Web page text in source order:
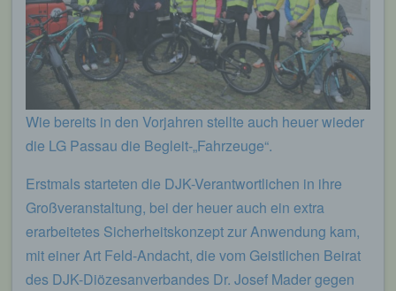
Wie bereits in den Vorjahren stellte auch heuer wieder
die LG Passau die Begleit-„Fahrzeuge“.
Erstmals starteten die DJK-Verantwortlichen in ihre
Großveranstaltung, bei der heuer auch ein extra
erarbeitetes Sicherheitskonzept zur Anwendung kam,
mit einer Art Feld-Andacht, die vom Geistlichen Beirat
des DJK-Diözesanverbandes Dr. Josef Mader gegen